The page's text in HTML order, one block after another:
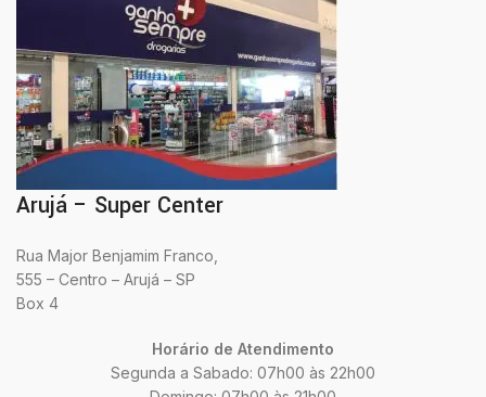
Arujá – Super Center
Rua Major Benjamim Franco,
555 – Centro – Arujá – SP
Box 4
Horário de Atendimento
Segunda a Sabado: 07h00 às 22h00